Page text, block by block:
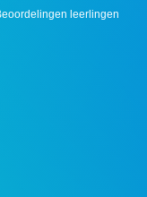
leerlingen